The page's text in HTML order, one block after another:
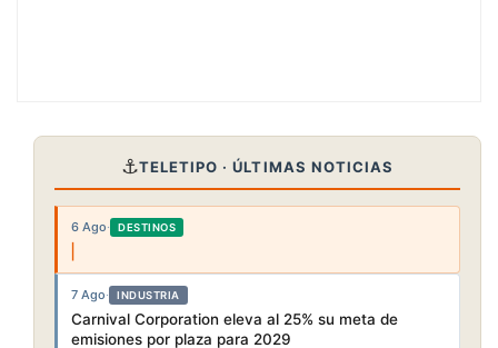
⚓TELETIPO · ÚLTIMAS NOTICIAS
6 Ago· DESTINOS
7 Ago· INDUSTRIA
Carnival Corporation eleva al 25% su meta de
emisiones por plaza para 2029